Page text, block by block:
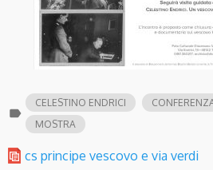
label
CELESTINO ENDRICI
MOSTRA
cs principe vescovo e via verdi